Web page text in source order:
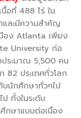
นื้อที่ 488 ไร่ ใน
และมีความสำคัญ
มือง Atlanta เพียง
University ก่อ
ระมาณ 5,500 คน
82 ประเทศทั่วโลก
นักศึกษาทั่วๆไป
ทั้งในระดับ
ษาแบบต่อเนื่อง